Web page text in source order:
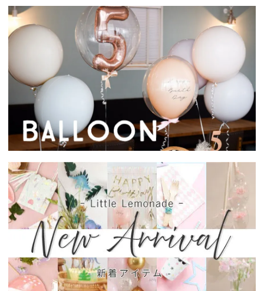
さまざまな事・感情を学び、
親の想像をはるかに超えて逞しく
成長してくれました。
この子供たちの絵を見たらどれだ
ここで生まれたのか、
親だけでは与えられなかった楽し
かった日々の経験が
感性を育んでくれた事が一目瞭然
です。
子どもが安全で元気に過ごして
る。
その安心が、通算12年好きな仕
この環境の土台でした。
先生方、本当にありがとうござい
ました。
卒園のお母様方、お父様方、おつ
かれさまでした。
さて、Little Lemonadeもようや
く通常リズムに戻りつつあり、
しばらく更新できていなかったP
ARTYや装飾のお仕事のことなど
POSTしていきたいと思います。
やリードタイムの
変更をさせていただく場合があり
ます🙇‍♀️
在庫に限りのある色や商品もござ
ぜひお早めのご注文をお願いいた
します！
#リトルレモネード
た。